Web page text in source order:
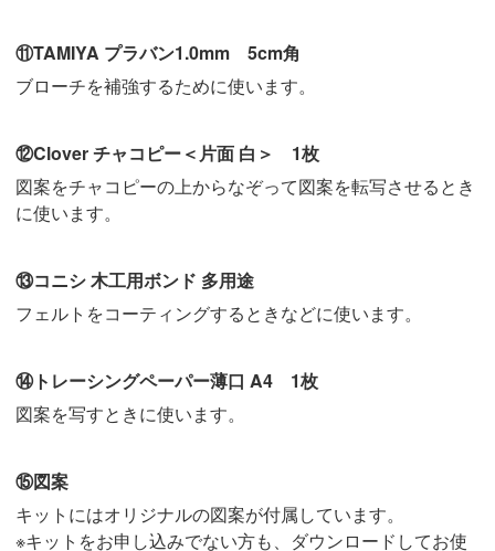
⑪TAMIYA プラバン1.0mm 5cm角
ブローチを補強するために使います。
⑫Clover チャコピー＜片面 白＞ 1枚
図案をチャコピーの上からなぞって図案を転写させるとき
に使います。
⑬コニシ 木工用ボンド 多用途
フェルトをコーティングするときなどに使います。
⑭トレーシングペーパー薄口 A4 1枚
図案を写すときに使います。
⑮図案
キットにはオリジナルの図案が付属しています。
※キットをお申し込みでない方も、ダウンロードしてお使